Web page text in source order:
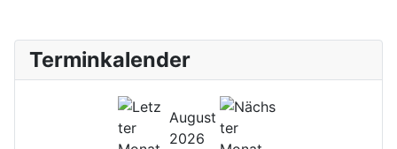
Terminkalender
August
2026